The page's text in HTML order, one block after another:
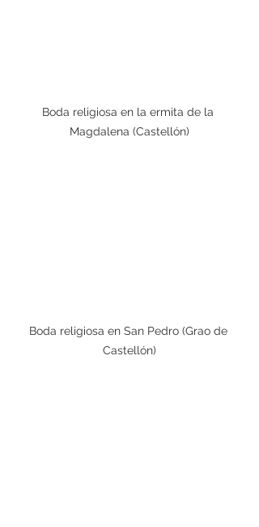
Boda religiosa en la ermita de la
Magdalena (Castellón)
Boda religiosa en San Pedro (Grao de
Castellón)